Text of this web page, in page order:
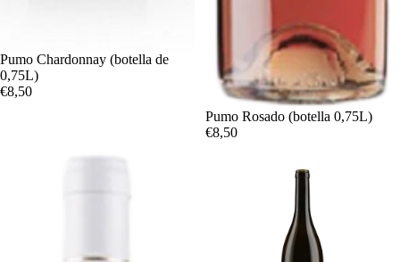
Agotado
Pumo Chardonnay (botella de
0,75L)
€8,50
Pumo Rosado (botella 0,75L)
€8,50